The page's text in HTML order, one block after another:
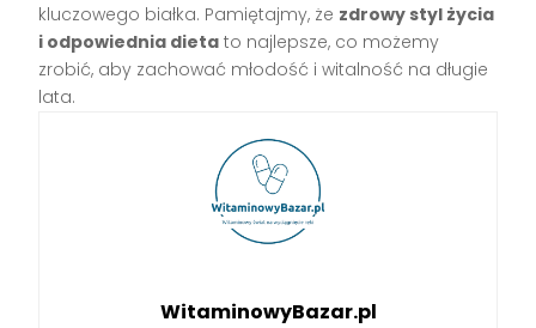
kluczowego białka. Pamiętajmy, że zdrowy styl życia
i odpowiednia dieta to najlepsze, co możemy
zrobić, aby zachować młodość i witalność na długie
lata.
WitaminowyBazar.pl